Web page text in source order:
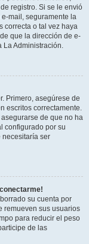
registro. Si se le envió
mail, seguramente la
correcta o tal vez haya
que la dirección de e-
La Administración.
Primero, asegúrese de
escritos correctamente.
de que no ha
configurado por su
necesitaría ser
su cuenta por
remueven sus usuarios
para reducir el peso
de las